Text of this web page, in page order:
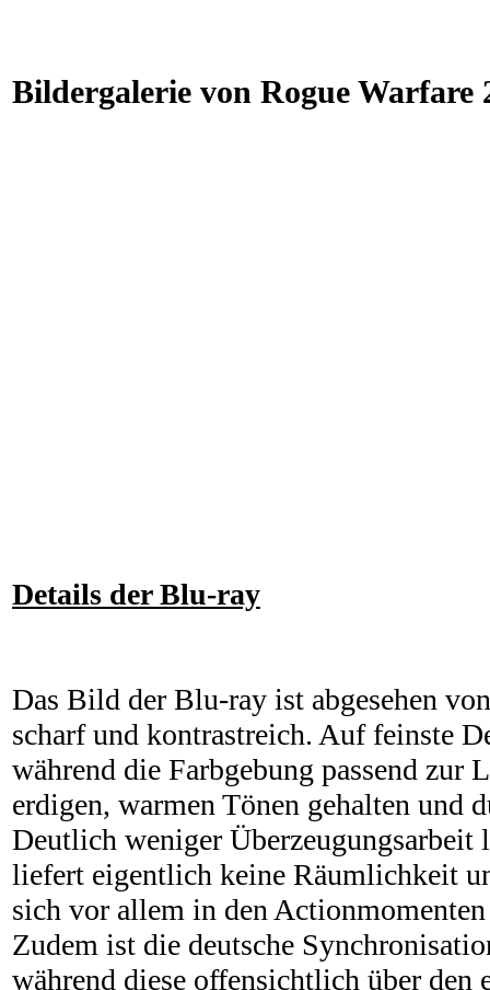
Bildergalerie von Rogue Warfare
Details der Blu-ray
Das Bild der Blu-ray ist abgesehen
scharf und kontrastreich. Auf feinste
während die Farbgebung passend zur
erdigen, warmen Tönen gehalten und
Deutlich weniger Überzeugungsarbeit
liefert eigentlich keine Räumlichkeit
sich vor allem in den
Zudem ist die deutsche
während diese offensichtlich über